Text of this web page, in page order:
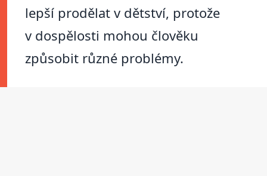
lepší prodělat v dětství, protože
v dospělosti mohou člověku
způsobit různé problémy.